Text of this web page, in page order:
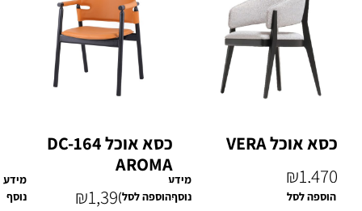
כסא אוכל VERA
₪1,470
הוספה לסל
מידע
נוסף
כסא אוכל DC-164
AROMA
₪1,890
₪1,390הוספה לסל
מידע
נוסף